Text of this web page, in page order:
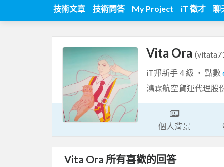
技術文章 技術問答 My Project iT 徵才 聊
Vita Ora
iT邦新手 4 級 ‧ 點數
鴻霖航空貨運代理股
個人背景
Vita Ora 所有喜歡的回答